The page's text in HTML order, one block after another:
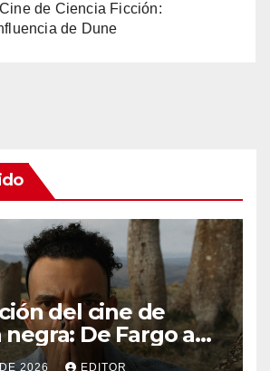
de Ciencia Ficción:
de Dune
del cine de
De Fargo a
2026 EDITOR